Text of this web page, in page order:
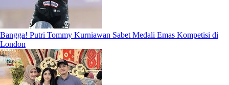
Bangga! Putri Tommy Kurniawan Sabet Medali Emas Kompetisi di
London